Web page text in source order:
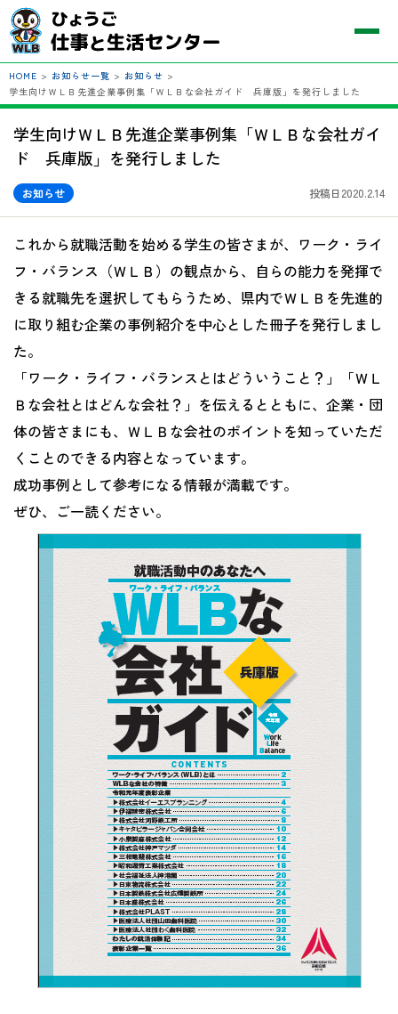
HOME > お知らせ一覧 > お知らせ >
学生向けＷＬＢ先進企業事例集「ＷＬＢな会社ガイド 兵庫版」を発行しました
学生向けＷＬＢ先進企業事例集「ＷＬＢな会社ガイ
ド 兵庫版」を発行しました
お知らせ 投稿日2020.2.14
これから就職活動を始める学生の皆さまが、ワーク・ライ
フ・バランス（ＷＬＢ）の観点から、自らの能力を発揮で
きる就職先を選択してもらうため、県内でＷＬＢを先進的
に取り組む企業の事例紹介を中心とした冊子を発行しまし
た。
「ワーク・ライフ・バランスとはどういうこと？」「ＷＬ
Ｂな会社とはどんな会社？」を伝えるとともに、企業・団
体の皆さまにも、ＷＬＢな会社のポイントを知っていただ
くことのできる内容となっています。
成功事例として参考になる情報が満載です。
ぜひ、ご一読ください。